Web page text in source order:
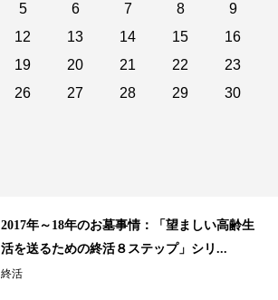
5 6 7 8
9
12 13 14 15
16
19 20 21 22
23
26 27 28 29
30
10年以上の歴史がある樹木葬、海洋散骨｜
2015年、2016年の終活ビジネス事情...
終活